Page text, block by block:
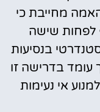
מחייבת כי
לפחות שישה
בנסיעות
עומד בדרישה זו
אי נעימות